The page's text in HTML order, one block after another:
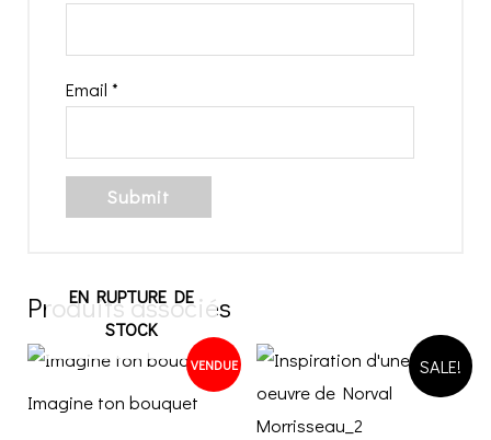
Email*
Produits associés
VENDUE
EN RUPTURE DE
STOCK
Imagine ton bouquet
SALE!